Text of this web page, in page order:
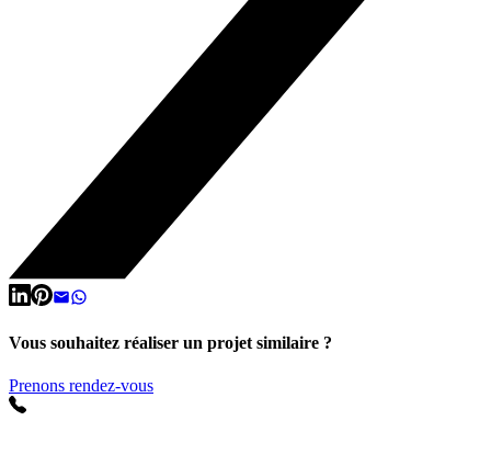
Vous souhaitez réaliser un projet similaire ?
Prenons rendez-vous